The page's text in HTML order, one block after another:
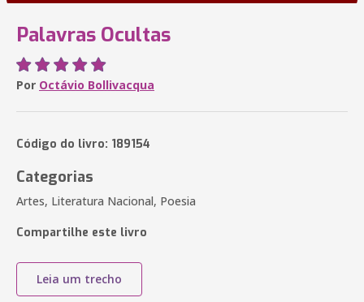
Palavras Ocultas
Por Octávio Bollivacqua
Código do livro: 189154
Categorias
Artes, Literatura Nacional, Poesia
Compartilhe este livro
Leia um trecho